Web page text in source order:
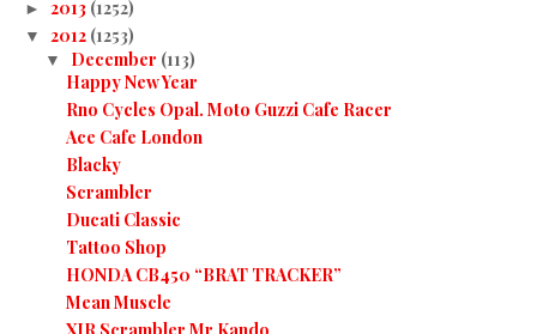
► 2013 (1252)
▼ 2012 (1253)
▼ December (113)
Happy New Year
Rno Cycles Opal. Moto Guzzi Cafe Racer
Ace Cafe London
Blacky
Scrambler
Ducati Classic
Tattoo Shop
HONDA CB450 “BRAT TRACKER”
Mean Muscle